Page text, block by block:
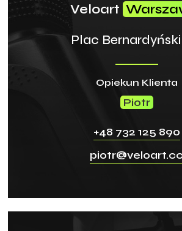
Veloart
Plac Bernardyński
Opiekun Klienta
Piotr
+48 732 125 890
piotr@veloart.cc